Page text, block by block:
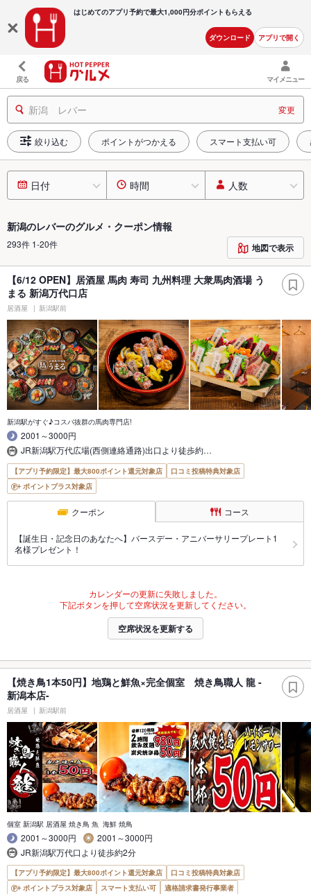
はじめてのアプリ予約で最大1,000円分ポイントもらえる
ダウンロード アプリで開く
戻る マイメニュー
新潟 レバー 変更
絞り込む ポイントがつかえる スマート支払い可
日付 時間 人数
新潟のレバーのグルメ・クーポン情報
293件 1-20件 地図で表示
【6/12 OPEN】居酒屋 馬肉 寿司 九州料理 大衆馬肉酒場 う
まる 新潟万代口店
居酒屋 新潟駅前
新潟駅がすぐ♪コスパ抜群の馬肉専門店!
2001～3000円
JR新潟駅万代広場(西側連絡通路)出口より徒歩約…
【アプリ予約限定】最大800ポイント還元対象店
口コミ投稿特典対象店
ポイントプラス対象店
クーポン コース
【誕生日・記念日のあなたへ】バースデー・アニバーサリープレート1
名様プレゼント！
カレンダーの更新に失敗しました。
下記ボタンを押して空席状況を更新してください。
空席状況を更新する
【焼き鳥1本50円】地鶏と鮮魚×完全個室 焼き鳥職人 龍 -
新潟本店-
居酒屋 新潟駅前
個室 新潟駅 居酒屋 焼き鳥 魚 海鮮 焼鳥
2001～3000円
2001～3000円
JR新潟駅万代口より徒歩約2分
【アプリ予約限定】最大800ポイント還元対象店
口コミ投稿特典対象店
ポイントプラス対象店
スマート支払い可 適格請求書発行事業者